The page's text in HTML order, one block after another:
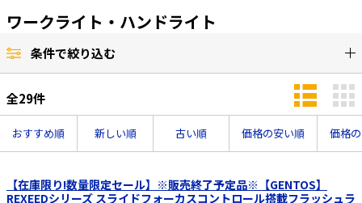
配線補助具（モール・結束バンド・テー
プ類 他）
防犯工事関連
光ファイバー・融着接続機関連
エアコン・換気扇工事
防犯カメラ工事
LAN配線工事
電気配管工事
照明設置工事
ワークライト・ハンドライト
条件で絞り込む
全29件
おすすめ順 新しい順 古い順 価格の安い順 価格
【在庫限り!数量限定セール】※販売終了予定品※【GENTOS】
REXEEDシリーズ スライドフォーカスコントロール搭載フラッシュラ